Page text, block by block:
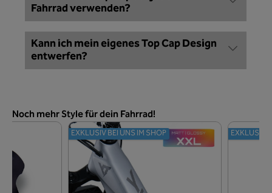
Fahrrad verwenden?
Kann ich mein eigenes Top Cap Design
entwerfen?
Produktgalerie überspringen
Noch mehr Style für dein Fahrrad!
EXKLUSIV BEI UNS IM SHOP EXKLUSIV